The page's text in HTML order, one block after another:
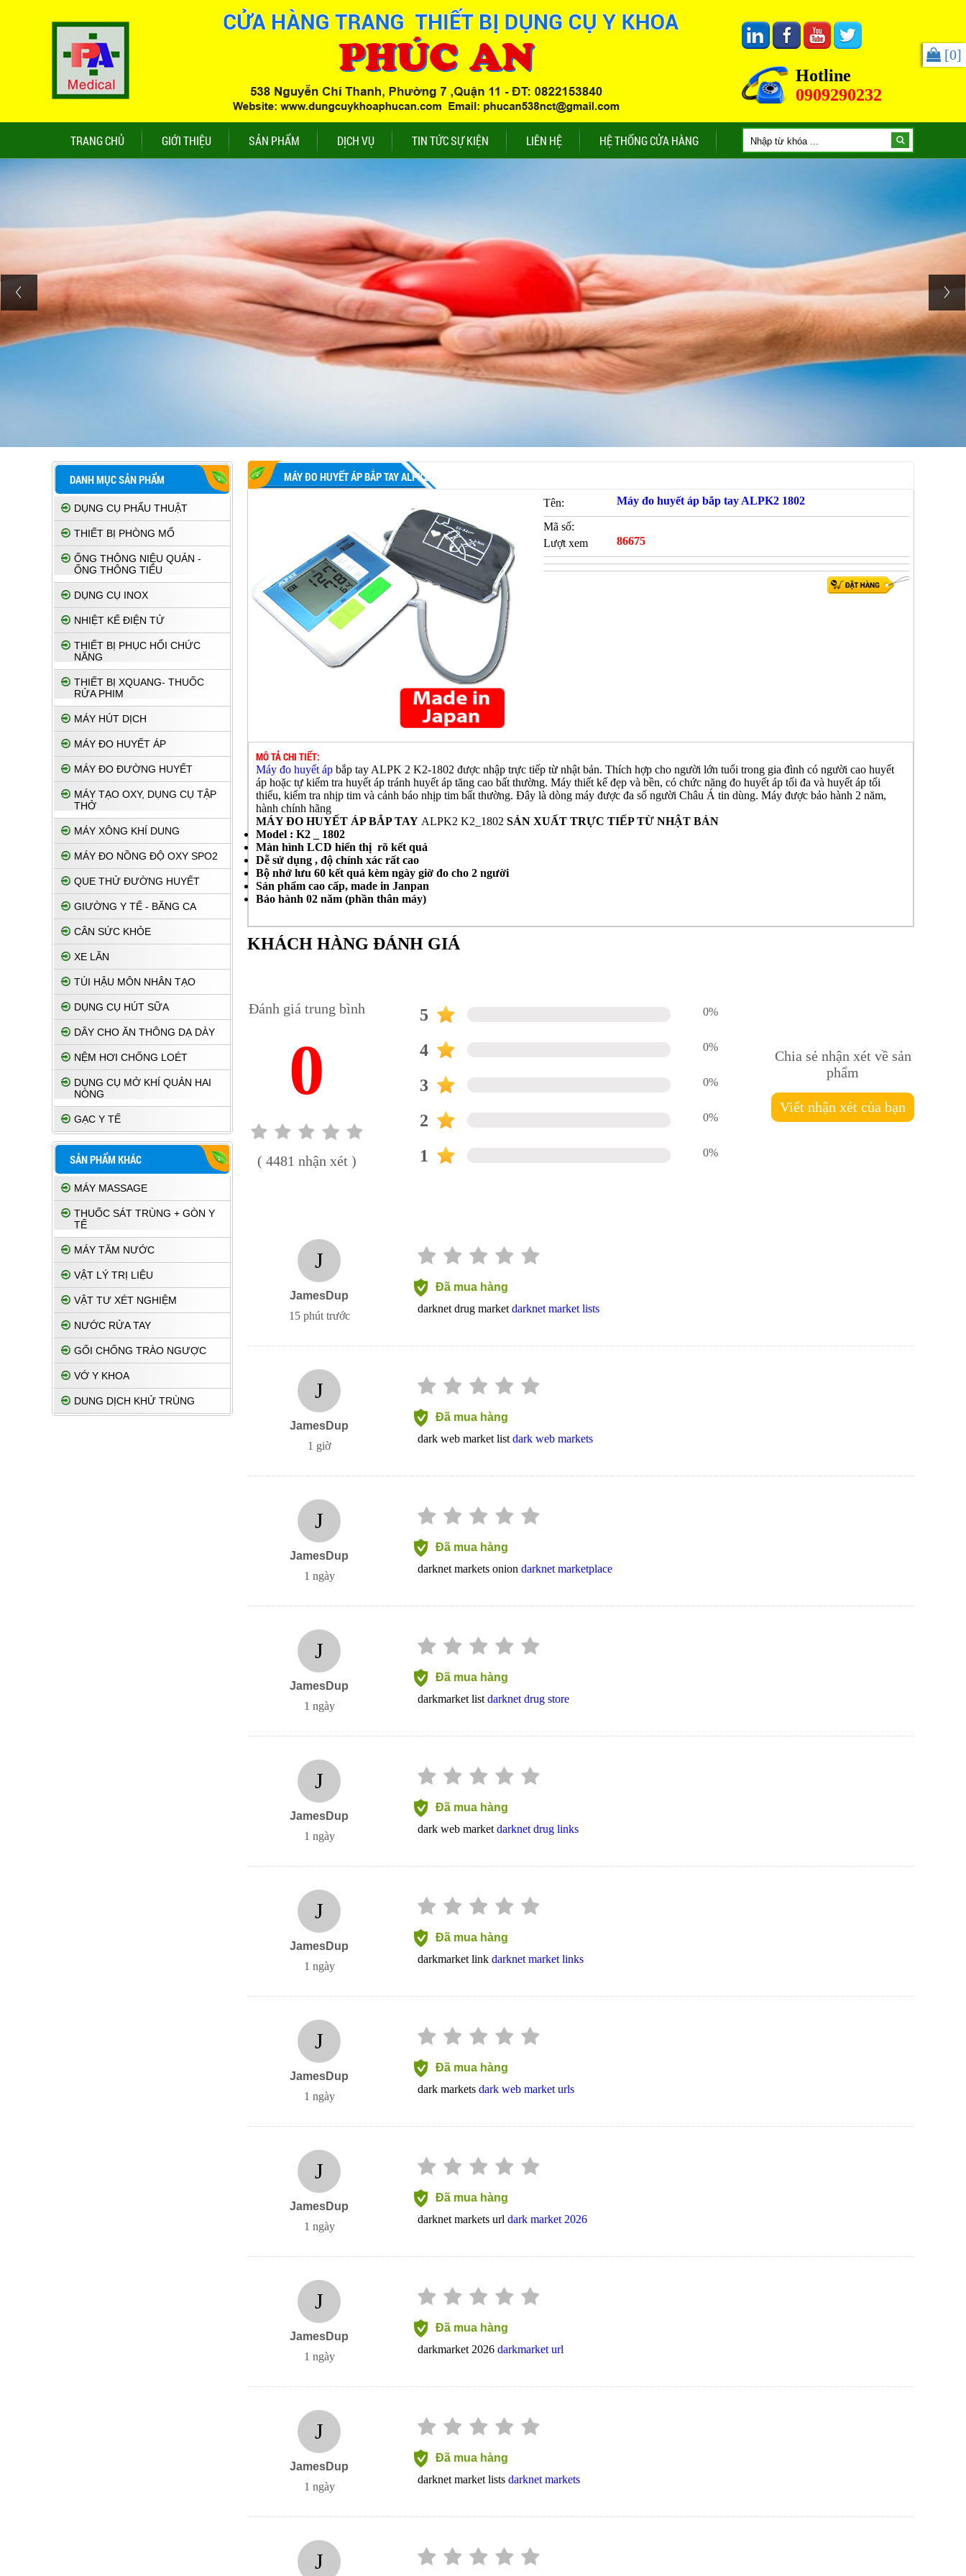
Hotline
0909290232
[0]
TRANG CHỦ GIỚI THIỆU SẢN PHẨM DỊCH VỤ TIN TỨC SỰ KIỆN LIÊN HỆ HỆ THỐNG CỬA HÀNG
DANH MỤC SẢN PHẨM
DỤNG CỤ PHẨU THUẬT
THIẾT BỊ PHÒNG MỔ
ỐNG THÔNG NIỆU QUẢN -
ỐNG THÔNG TIỂU
DỤNG CỤ INOX
NHIỆT KẾ ĐIỆN TỬ
THIẾT BỊ PHỤC HỔI CHỨC
NĂNG
THIẾT BỊ XQUANG- THUỐC
RỬA PHIM
MÁY HÚT DỊCH
MÁY ĐO HUYẾT ÁP
MÁY ĐO ĐƯỜNG HUYẾT
MÁY TẠO OXY, DỤNG CỤ TẬP
THỞ
MÁY XÔNG KHÍ DUNG
MÁY ĐO NỒNG ĐỘ OXY SPO2
QUE THỬ ĐƯỜNG HUYẾT
GIƯỜNG Y TẾ - BĂNG CA
CÂN SỨC KHỎE
XE LĂN
TÚI HẬU MÔN NHÂN TẠO
DỤNG CỤ HÚT SỮA
DÂY CHO ĂN THÔNG DẠ DÀY
NỆM HƠI CHỐNG LOÉT
DỤNG CỤ MỞ KHÍ QUẢN HAI
NÒNG
GẠC Y TẾ
SẢN PHẨM KHÁC
MÁY MASSAGE
THUỐC SÁT TRÙNG + GÒN Y
TẾ
MÁY TĂM NƯỚC
VẬT LÝ TRỊ LIỆU
VẬT TƯ XÉT NGHIỆM
NƯỚC RỬA TAY
GỐI CHỐNG TRÀO NGƯỢC
VỚ Y KHOA
DUNG DỊCH KHỬ TRÙNG
MÁY ĐO HUYẾT ÁP BẮP TAY ALPK2 1802
Tên: Máy đo huyết áp bắp tay ALPK2 1802
Mã số:
Lượt xem
86675
MÔ TẢ CHI TIẾT:
Máy đo huyết áp bắp tay ALPK 2 K2-1802 được nhập trực tiếp từ nhật bản. Thích hợp cho người lớn tuổi trong gia đình có người cao huyết
áp hoặc tự kiểm tra huyết áp tránh huyết áp tăng cao bất thường. Máy thiết kế đẹp và bền, có chức năng đo huyết áp tối đa và huyết áp tối
thiểu, kiểm tra nhịp tim và cảnh báo nhịp tim bất thường. Đây là dòng máy được đa số người Châu Á tin dùng. Máy được bảo hành 2 năm,
hành chính hãng
MÁY ĐO HUYẾT ÁP BẮP TAY ALPK2 K2_1802 SẢN XUẤT TRỰC TIẾP TỪ NHẬT BẢN
Model : K2 _ 1802
Màn hình LCD hiển thị rõ kết quả
Dễ sử dụng , độ chính xác rất cao
Bộ nhớ lưu 60 kết quả kèm ngày giờ đo cho 2 người
Sản phẩm cao cấp, made in Janpan
Bảo hành 02 năm (phần thân máy)
KHÁCH HÀNG ĐÁNH GIÁ
Đánh giá trung bình
0
( 4481 nhận xét )
5 0%
4 0%
3 0%
2 0%
1 0%
Chia sẻ nhận xét về sản
phẩm
Viết nhận xét của bạn
J
JamesDup
15 phút trước
Đã mua hàng
darknet drug market darknet market lists
J
JamesDup
1 giờ
Đã mua hàng
dark web market list dark web markets
J
JamesDup
1 ngày
Đã mua hàng
darknet markets onion darknet marketplace
J
JamesDup
1 ngày
Đã mua hàng
darkmarket list darknet drug store
J
JamesDup
1 ngày
Đã mua hàng
dark web market darknet drug links
J
JamesDup
1 ngày
Đã mua hàng
darkmarket link darknet market links
J
JamesDup
1 ngày
Đã mua hàng
dark markets dark web market urls
J
JamesDup
1 ngày
Đã mua hàng
darknet markets url dark market 2026
J
JamesDup
1 ngày
Đã mua hàng
darkmarket 2026 darkmarket url
J
JamesDup
1 ngày
Đã mua hàng
darknet market lists darknet markets
J